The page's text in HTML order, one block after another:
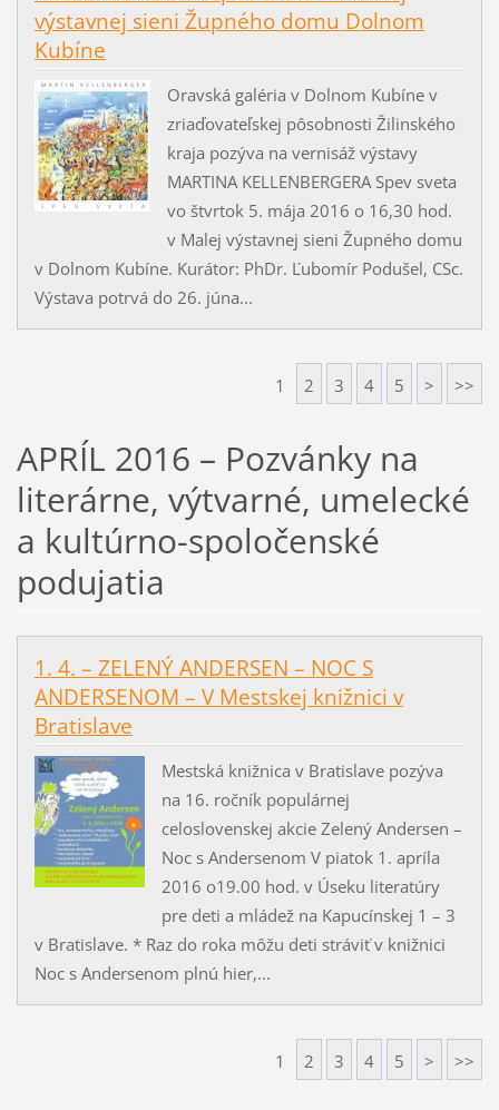
výstavnej sieni Župného domu Dolnom
Kubíne
Oravská galéria v Dolnom Kubíne v
zriaďovateľskej pôsobnosti Žilinského
kraja pozýva na vernisáž výstavy
MARTINA KELLENBERGERA Spev sveta
vo štvrtok 5. mája 2016 o 16,30 hod.
v Malej výstavnej sieni Župného domu
v Dolnom Kubíne. Kurátor: PhDr. Ľubomír Podušel, CSc.
Výstava potrvá do 26. júna...
1 2 3 4 5 > >>
APRÍL 2016 – Pozvánky na
literárne, výtvarné, umelecké
a kultúrno-spoločenské
podujatia
1. 4. – ZELENÝ ANDERSEN – NOC S
ANDERSENOM – V Mestskej knižnici v
Bratislave
Mestská knižnica v Bratislave pozýva
na 16. ročník populárnej
celoslovenskej akcie Zelený Andersen –
Noc s Andersenom V piatok 1. apríla
2016 o19.00 hod. v Úseku literatúry
pre deti a mládež na Kapucínskej 1 – 3
v Bratislave. * Raz do roka môžu deti stráviť v knižnici
Noc s Andersenom plnú hier,...
1 2 3 4 5 > >>